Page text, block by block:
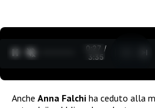
0:27 /
3:35
Anche Anna Falchi ha ceduto alla